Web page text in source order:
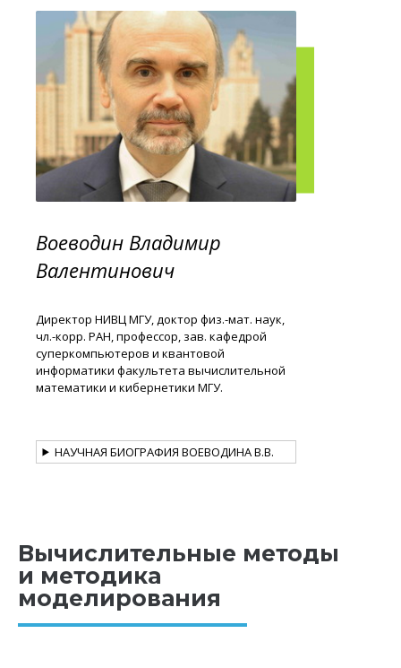
Воеводин Владимир
Валентинович
Директор НИВЦ МГУ, доктор физ.-мат. наук,
чл.-корр. РАН, профессор, зав. кафедрой
суперкомпьютеров и квантовой
информатики факультета вычислительной
математики и кибернетики МГУ.
НАУЧНАЯ БИОГРАФИЯ ВОЕВОДИНА В.В.
Вычислительные методы
и методика
моделирования